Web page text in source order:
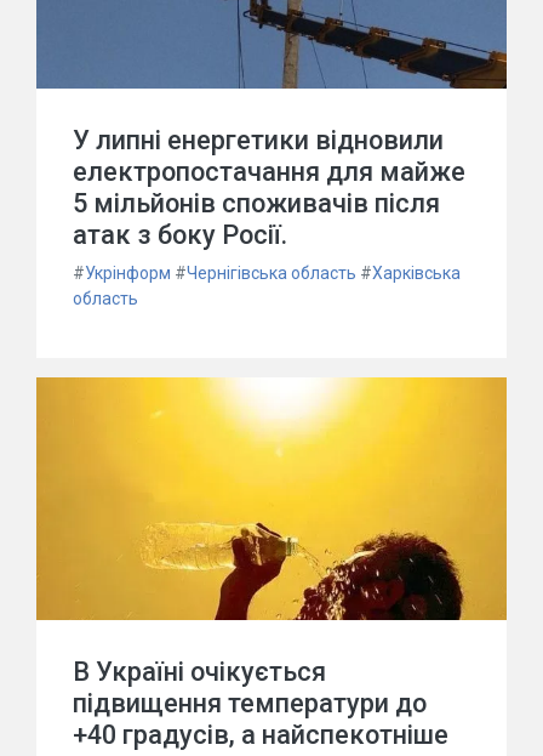
У липні енергетики відновили
електропостачання для майже
5 мільйонів споживачів після
атак з боку Росії.
#Укрінформ #Чернігівська область #Харківська
область
В Україні очікується
підвищення температури до
+40 градусів, а найспекотніше